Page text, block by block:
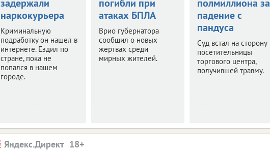
задержали
наркокурьера
Криминальную
подработку он нашел в
интернете. Ездил по
стране, пока не
попался в нашем
городе.
погибли при
атаках БПЛА
Врио губернатора
сообщил о новых
жертвах среди
мирных жителей.
полмиллиона за
падение с
пандуса
Суд встал на сторону
посетительницы
торгового центра,
получившей травму.
Яндекс.Директ